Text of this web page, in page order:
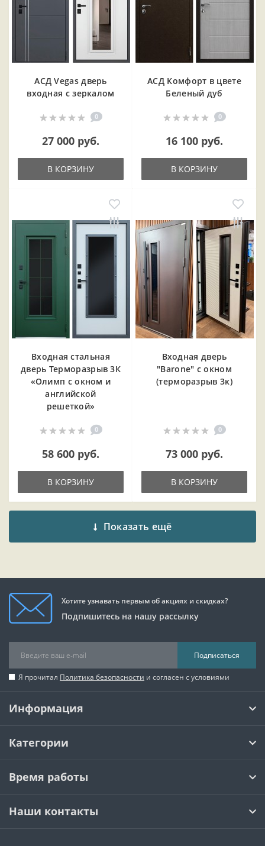
АСД Vegas дверь
входная с зеркалом
0
27 000 руб.
В КОРЗИНУ
АСД Комфорт в цвете
Беленый дуб
0
16 100 руб.
В КОРЗИНУ
Входная cтальная
дверь Терморазрыв 3К
«Олимп с окном и
английской
решеткой»
0
58 600 руб.
В КОРЗИНУ
Входная дверь
"Barone" с окном
(терморазрыв 3к)
0
73 000 руб.
В КОРЗИНУ
Показать ещё
Хотите узнавать первым об акциях и скидках?
Подпишитесь на нашу рассылку
Подписаться
Я прочитал Политика безопасности и согласен с условиями
Информация
Категории
Время работы
Наши контакты